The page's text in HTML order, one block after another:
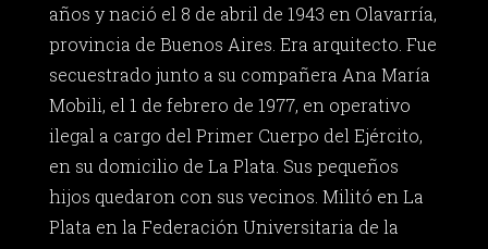
años y nació el 8 de abril de 1943 en Olavarría,
provincia de Buenos Aires. Era arquitecto. Fue
secuestrado junto a su compañera Ana María
Mobili, el 1 de febrero de 1977, en operativo
ilegal a cargo del Primer Cuerpo del Ejército,
en su domicilio de La Plata. Sus pequeños
hijos quedaron con sus vecinos. Militó en La
Plata en la Federación Universitaria de la